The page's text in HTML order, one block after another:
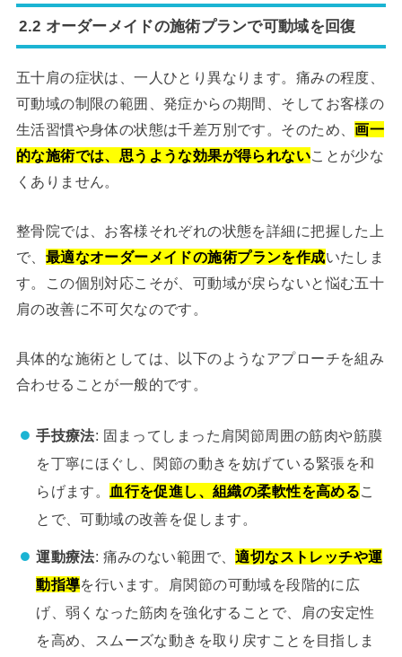
2.2 オーダーメイドの施術プランで可動域を回復
五十肩の症状は、一人ひとり異なります。痛みの程度、
可動域の制限の範囲、発症からの期間、そしてお客様の
生活習慣や身体の状態は千差万別です。そのため、画一
的な施術では、思うような効果が得られないことが少な
くありません。
整骨院では、お客様それぞれの状態を詳細に把握した上
で、 最適なオーダーメイドの施術プランを作成いたしま
す。この個別対応こそが、可動域が戻らないと悩む五十
肩の改善に不可欠なのです。
具体的な施術としては、以下のようなアプローチを組み
合わせることが一般的です。
手技療法: 固まってしまった肩関節周囲の筋肉や筋膜
を丁寧にほぐし、関節の動きを妨げている緊張を和
らげます。 血行を促進し、組織の柔軟性を高めるこ
とで、可動域の改善を促します。
運動療法: 痛みのない範囲で、適切なストレッチや運
動指導を行います。肩関節の可動域を段階的に広
げ、弱くなった筋肉を強化することで、肩の安定性
を高め、スムーズな動きを取り戻すことを目指しま